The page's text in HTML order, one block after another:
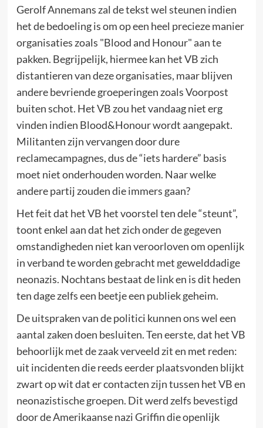
Gerolf Annemans zal de tekst wel steunen indien
het de bedoeling is om op een heel precieze manier
organisaties zoals "Blood and Honour" aan te
pakken. Begrijpelijk, hiermee kan het VB zich
distantieren van deze organisaties, maar blijven
andere bevriende groeperingen zoals Voorpost
buiten schot. Het VB zou het vandaag niet erg
vinden indien Blood&Honour wordt aangepakt.
Militanten zijn vervangen door dure
reclamecampagnes, dus de “iets hardere” basis
moet niet onderhouden worden. Naar welke
andere partij zouden die immers gaan?
Het feit dat het VB het voorstel ten dele “steunt”,
toont enkel aan dat het zich onder de gegeven
omstandigheden niet kan veroorloven om openlijk
in verband te worden gebracht met gewelddadige
neonazis. Nochtans bestaat de link en is dit heden
ten dage zelfs een beetje een publiek geheim.
De uitspraken van de politici kunnen ons wel een
aantal zaken doen besluiten. Ten eerste, dat het VB
behoorlijk met de zaak verveeld zit en met reden:
uit incidenten die reeds eerder plaatsvonden blijkt
zwart op wit dat er contacten zijn tussen het VB en
neonazistische groepen. Dit werd zelfs bevestigd
door de Amerikaanse nazi Griffin die openlijk